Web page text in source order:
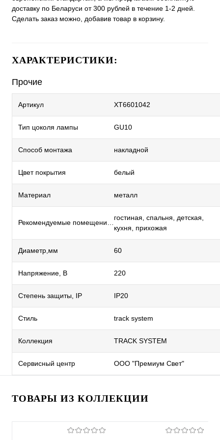
доставку по Беларуси от 300 рублей в течение 1-2 дней.
Сделать заказ можно, добавив товар в корзину.
ХАРАКТЕРИСТИКИ:
Прочие
Артикул XT6601042
Тип цоколя лампы GU10
Способ монтажа накладной
Цвет покрытия белый
Материал металл
гостиная, спальня, детская,
кухня, прихожая
Диаметр,мм 60
Напряжение, В 220
Степень защиты, IP IP20
Стиль track system
Коллекция TRACK SYSTEM
Сервисный центр ООО "Премиум Свет"
ТОВАРЫ ИЗ КОЛЛЕКЦИИ